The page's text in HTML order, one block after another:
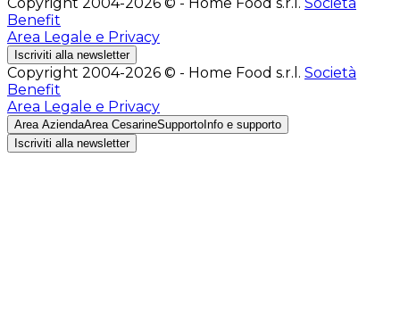
Benefit
Area Legale e Privacy
Iscriviti alla newsletter
Copyright 2004-2026 © - Home Food s.r.l. Società
Benefit
Area Legale e Privacy
Area AziendaArea CesarineSupporto Info e supporto
Iscriviti alla newsletter